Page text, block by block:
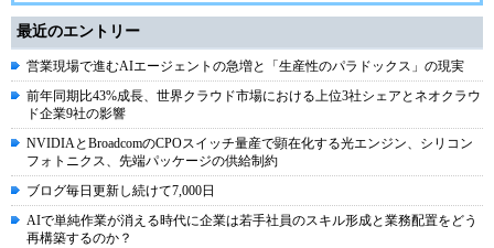
最近のエントリー
営業現場で進むAIエージェントの急増と「生産性のパラドックス」の現実
前年同期比43%成長、世界クラウド市場における上位3社シェアとネオクラウ
ド企業9社の影響
NVIDIAとBroadcomのCPOスイッチ量産で顕在化する光エンジン、シリコン
フォトニクス、先端パッケージの供給制約
ブログ毎日更新し続けて7,000日
AIで単純作業が消える時代に企業は若手社員のスキル形成と業務配置をどう
再構築するのか？